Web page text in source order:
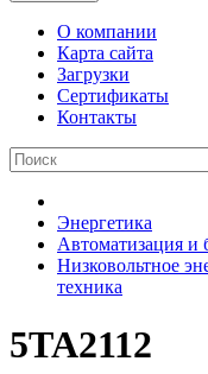
О компании
Карта сайта
Загрузки
Сертификаты
Контакты
Энергетика
Автоматизация и
Низковольтное
техника
5TA2112